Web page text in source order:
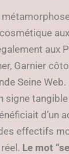
aux
Garnier
Seine
signe
d’un
effectifs
Le mot